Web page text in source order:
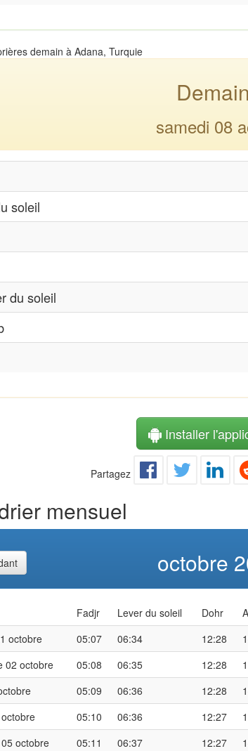
demain à Adana, Turquie
Demain
samedi 08
soleil
du soleil
Installer
Partagez
mensuel
octobre
Fadjr Lever du soleil Dohr
octobre
05:07 06:34 12:28
02 octobre
05:08 06:35 12:28
05:09 06:36 12:28
05:10 06:36 12:27
octobre
05:11 06:37 12:27